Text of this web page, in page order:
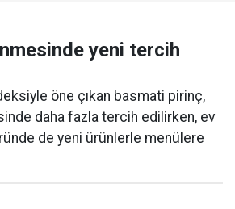
yeni tercih
öne çıkan basmati pirinç,
daha fazla tercih edilirken, ev
de yeni ürünlerle menülere